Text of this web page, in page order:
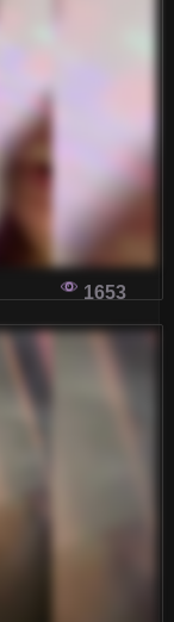
które
dostarczy ci
w
dla
1653